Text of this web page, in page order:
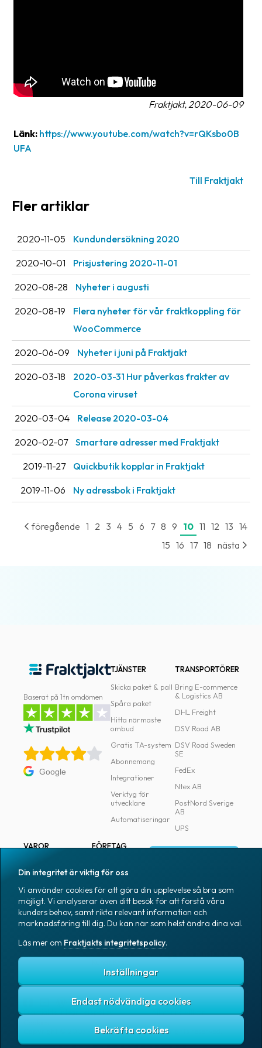
Om
Pressrum
karriär
Nyhetsarkiv
Kontakta
oss
Villkor
Allmänna
villkor
Integritet
farligt
innehåll
Fraktjakt, 2020-06-09
Länk: https://www.youtube.com/watch?v=rQKsbo0B
UFA
Till Fraktjakt
Fler artiklar
2020-11-05 Kundundersökning 2020
2020-10-01 Prisjustering 2020-11-01
2020-08-28 Nyheter i augusti
2020-08-19
Flera nyheter för vår fraktkoppling för
WooCommerce
2020-06-09 Nyheter i juni på Fraktjakt
2020-03-18
2020-03-31 Hur påverkas frakter av
Corona viruset
2020-03-04 Release 2020-03-04
2020-02-07 Smartare adresser med Fraktjakt
2019-11-27 Quickbutik kopplar in Fraktjakt
2019-11-06 Ny adressbok i Fraktjakt
föregående 1 2 3 4 5 6 7 8 9 10 11 12 13 14
15 16 17 18 nästa
Baserat på 1tn omdömen
Google
TJÄNSTER
Skicka paket & pall
Spåra paket
Hitta närmaste
ombud
Gratis TA-system
Abonnemang
Integrationer
Verktyg för
utvecklare
Automatiseringar
TRANSPORTÖRER
Bring E-commerce
& Logistics AB
DHL Freight
DSV Road AB
DSV Road Sweden
SE
FedEx
Ntex AB
PostNord Sverige
AB
UPS
VAROR
Märkning
Emballage
Emballagetillbehör
Kontorsvaror
FÖRETAG
Pressrum
Medarbetare
Jobb & karriär
Nyhetsarkiv
Blogg
Skapa konto
Fraktjakts integritetspolicy
Allmänna villkor
Copyright © 2007 – 2026 Fraktjakt AB. All rights reserved.
Din integritet är viktig för oss
Vi använder cookies för att göra din upplevelse så bra som
möjligt. Vi analyserar även ditt besök för att förstå våra
kunders behov, samt rikta relevant information och
marknadsföring till dig. Du kan när som helst ändra dina val.
Läs mer om Fraktjakts integritetspolicy.
Inställningar
Endast nödvändiga cookies